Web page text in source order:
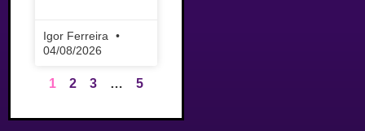
Igor Ferreira
04/08/2026
1 2 3 … 5